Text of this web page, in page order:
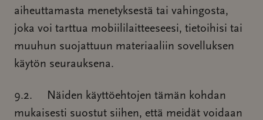
aiheuttamasta menetyksestä tai vahingosta,
joka voi tarttua mobiililaitteeseesi, tietoihisi tai
muuhun suojattuun materiaaliin sovelluksen
käytön seurauksena.
9.2. Näiden käyttöehtojen tämän kohdan
mukaisesti suostut siihen, että meidät voidaan